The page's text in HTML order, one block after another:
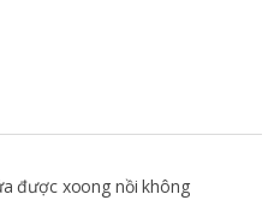
được xoong nồi không